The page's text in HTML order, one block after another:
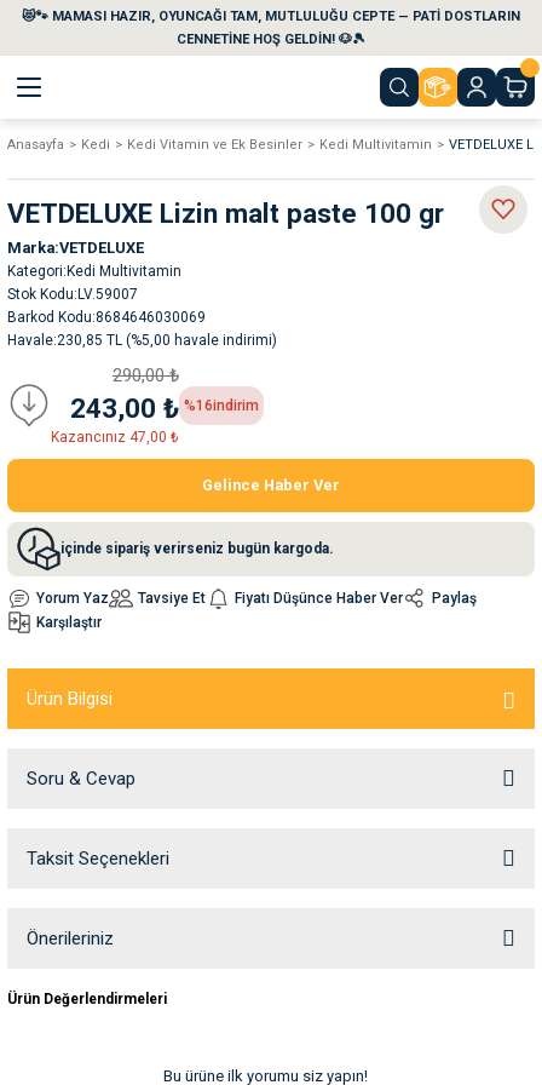
😻🐾 MAMASI HAZIR, OYUNCAĞI TAM, MUTLULUĞU CEPTE — PATİ DOSTLARIN
CENNETİNE HOŞ GELDİN! 🐶🎾
Geri Dön
Geri Dön
Temizlik Ürünleri
Geri Dön
Geri Dön
Geri Dön
Geri Dön
Anasayfa Kedi Kedi Vitamin ve Ek Besinler Kedi Multivitamin VETDELUXE
VETDELUXE Lizin malt paste 100 gr
Marka VETDELUXE
Kategori Kedi Multivitamin
Stok Kodu LV.59007
Barkod Kodu 8684646030069
Havale 230,85 TL (%5,00 havale indirimi)
290,00 ₺
243,00 ₺
Kazancınız 47,00 ₺
%16indirim
Gelince Haber Ver
içinde sipariş verirseniz bugün kargoda.
Yorum Yaz Tavsiye Et Fiyatı Düşünce Haber Ver
Paylaş
Karşılaştır
Ürün Bilgisi
Soru & Cevap
Ürün hakkında henüz soru sorulmamış.
Taksit Seçenekleri
Önerileriniz
yetersiz gördüğünüz noktaları öneri formunu kullanarak tarafımıza
Ürün Değerlendirmeleri
Bu ürüne ilk yorumu siz yapın!